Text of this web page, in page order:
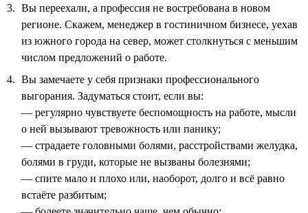
Вы переехали, а профессия не востребована в новом
регионе. Скажем, менеджер в гостиничном бизнесе, уехав
из южного города на север, может столкнуться с меньшим
числом предложений о работе.
Вы замечаете у себя признаки профессионального
выгорания. Задуматься стоит, если вы:
— регулярно чувствуете беспомощность на работе, мысли
о ней вызывают тревожность или панику;
— страдаете головными болями, расстройствами желудка,
болями в груди, которые не вызваны болезнями;
— спите мало и плохо или, наоборот, долго и всё равно
встаёте разбитым;